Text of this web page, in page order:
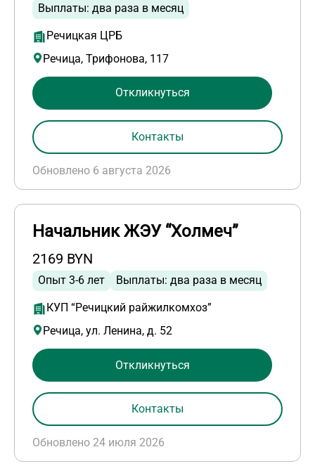
Выплаты: два раза в месяц
Речицкая ЦРБ
Речица, Трифонова, 117
Обновлено 6 августа 2026
Откликнуться
Контакты
Начальник ЖЭУ “Холмеч”
2169 BYN
Опыт 3-6 лет Выплаты: два раза в месяц
КУП “Речицкий райжилкомхоз”
Речица, ул. Ленина, д. 52
Обновлено 24 июля 2026
Откликнуться
Контакты